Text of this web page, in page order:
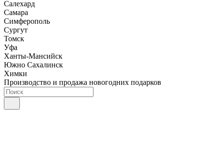
Салехард
Самара
Симферополь
Сургут
Томск
Уфа
Ханты-Мансийск
Южно Сахалинск
Химки
Производство и продажа новогодних подарков